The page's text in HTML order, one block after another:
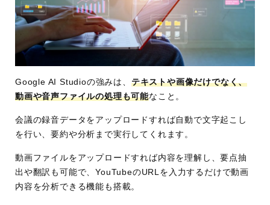
Google AI Studioの強みは、 テキストや画像だけでなく、
動画や音声ファイルの処理も可能なこと。
会議の録音データをアップロードすれば自動で文字起こし
を行い、要約や分析まで実行してくれます。
動画ファイルをアップロードすれば内容を理解し、要点抽
出や翻訳も可能で、YouTubeのURLを入力するだけで動画
内容を分析できる機能も搭載。